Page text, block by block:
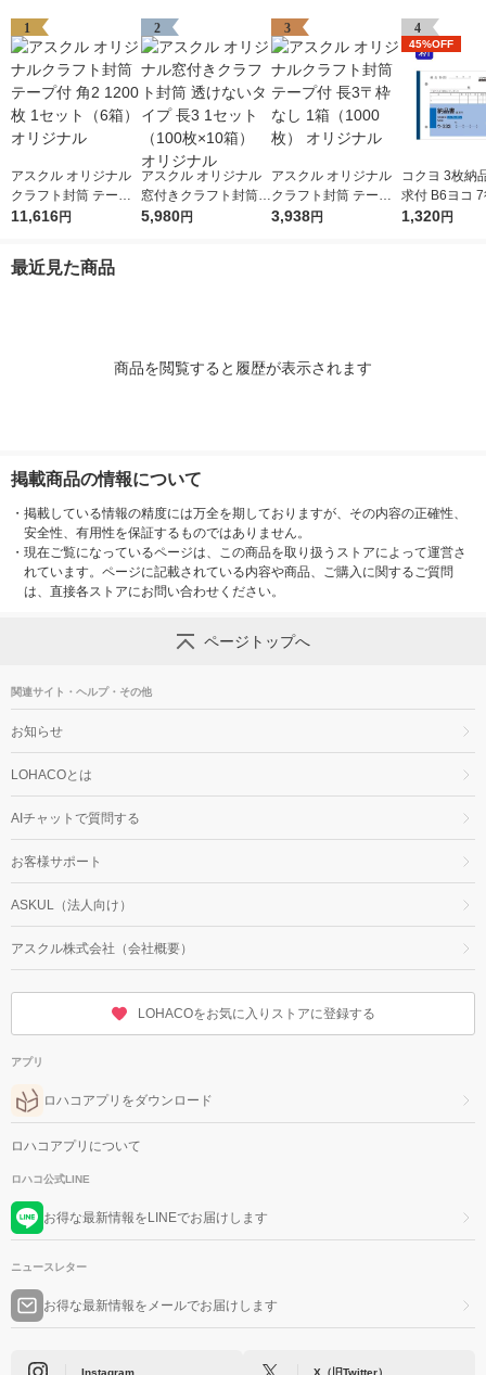
1
アスクル オリジナル
クラフト封筒 テープ
付 角2 1200枚 1セッ
11,616円
2
アスクル オリジナル
窓付きクラフト封筒
透けないタイプ 長3 1
5,980円
3
アスクル オリジナル
クラフト封筒 テープ
付 長3〒枠なし 1箱
3,938円
4
45%OFF
コクヨ 3枚納
求付 B6ヨコ
3冊 ノーカー
1,320円
最近見た商品
商品を閲覧すると履歴が表示されます
掲載商品の情報について
・ 掲載している情報の精度には万全を期しておりますが、その内容の正確性、
安全性、有用性を保証するものではありません。
・ 現在ご覧になっているページは、この商品を取り扱うストアによって運営さ
れています。ページに記載されている内容や商品、ご購入に関するご質問
は、直接各ストアにお問い合わせください。
ページトップへ
関連サイト・ヘルプ・その他
お知らせ
LOHACOとは
AIチャットで質問する
お客様サポート
ASKUL（法人向け）
アスクル株式会社（会社概要）
LOHACOをお気に入りストアに登録する
アプリ
ロハコアプリをダウンロード
ロハコアプリについて
ロハコ公式LINE
お得な最新情報をLINEでお届けします
ニュースレター
お得な最新情報をメールでお届けします
Instagram X（旧Twitter）